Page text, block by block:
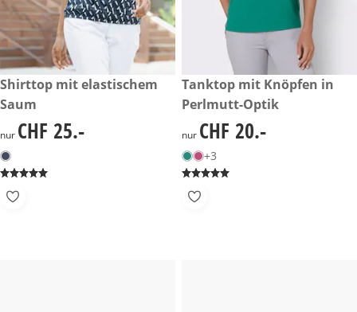
CHF 25.-
Shirttop mit elastischem
Saum
CHF 25.-
nur CHF 25.-
CHF 20.-
Tanktop mit Knöpfen in
Perlmutt-Optik
CHF 20.-
nur CHF 20.-
+3